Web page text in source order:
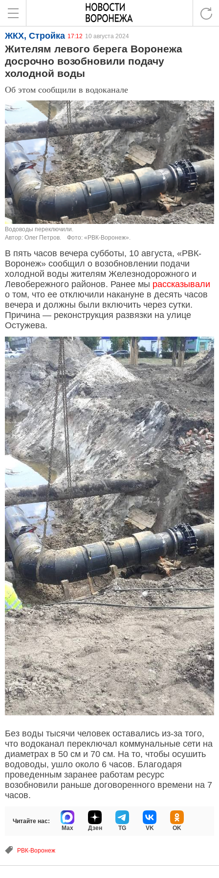
ЖКХ, Стройка 17:12 10 августа 2024
Жителям левого берега Воронежа
досрочно возобновили подачу
холодной воды
Об этом сообщили в водоканале
Водоводы переключили.
Автор: Олег Петров.
Фото: «РВК-Воронеж».
В пять часов вечера субботы, 10 августа, «РВК-
Воронеж» сообщил о возобновлении подачи
холодной воды жителям Железнодорожного и
Левобережного районов. Ранее мы рассказывали
о том, что ее отключили накануне в десять часов
вечера и должны были включить через сутки.
Причина — реконструкция развязки на улице
Остужева.
Без воды тысячи человек оставались из-за того,
что водоканал переключал коммунальные сети на
диаметрах в 50 см и 70 см. На то, чтобы осушить
водоводы, ушло около 6 часов. Благодаря
проведенным заранее работам ресурс
возобновили раньше договоренного времени на 7
часов.
Читайте нас:
Max
Дзен TG VK OK
РВК-Воронеж